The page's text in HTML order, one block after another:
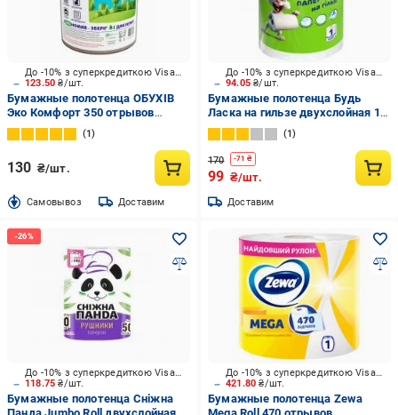
123.50₴/шт.
До -10% з суперкредиткою Visa Вигода
Бумажные полотенца ОБУХІВ
Эко Комфорт 350 отрывов
двухслойная 1 шт.
1
130 ₴/шт.
Cамовывоз Доставим
94.05₴/шт.
До -10% з суперкредиткою Visa Вигода
Бумажные полотенца Будь
Ласка на гильзе двухслойная 1
шт.
1
170 -71 ₴
99 ₴/шт.
Доставим
118.75₴/шт.
До -10% з суперкредиткою Visa Вигода
Бумажные полотенца Сніжна
421.80₴/шт.
До -10% з суперкредиткою Visa Вигода
Бумажные полотенца Zewa